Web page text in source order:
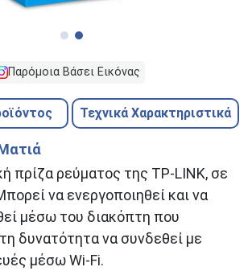
Παρόμοια Βάσει Εικόνας
Τεχνικά Χαρακτηριστικά
πρίζα ρεύματος της TP-LINK, σε
να ενεργοποιηθεί και να
μέσω του διακόπτη που
δυνατότητα να συνδεθεί με
μέσω Wi-Fi.